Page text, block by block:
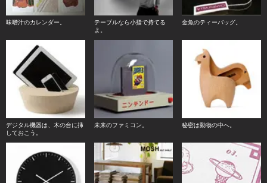
味噌汁のカレンダー。
テーブルなら小指で持てる
よ。
金魚のティーバッグ。
デジタル機器は、木の台に挿
しておこう。
未来のファミコン。 秘密は動物の中へ。